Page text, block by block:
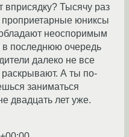
вприсядку? Тысячу раз
проприетарные юниксы
неоспоримым
последнюю очередь
далеко не все
раскрывают. А ты по-
заниматься
двадцать лет уже.